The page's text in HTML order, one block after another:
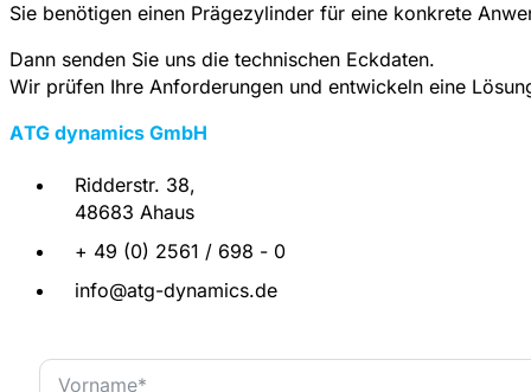
Sie benötigen einen Prägezylinder für eine konkrete
Dann senden Sie uns die technischen Eckdaten.
Wir prüfen Ihre Anforderungen und entwickeln eine
ATG dynamics GmbH
Ridderstr. 38,
48683 Ahaus
+ 49 (0) 2561 / 698 - 0
info@atg-dynamics.de